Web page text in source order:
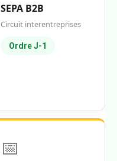
SEPA B2B
Circuit interentreprises
Ordre J-1
📅